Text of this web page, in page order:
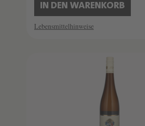
IN DEN WARENKORB
Lebensmittelhinweise